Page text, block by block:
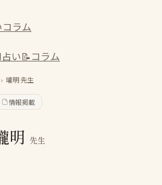
コラム
い📝コラム
› 瓏明先生
情報掲載
明 先生